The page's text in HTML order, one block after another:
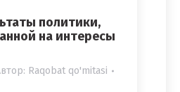
политики,
на интересы
Raqobat qo'mitasi